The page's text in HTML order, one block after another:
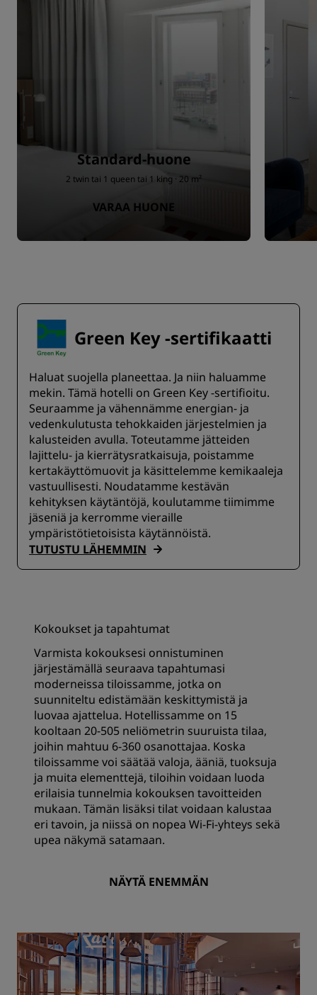
Standard-huone
2 twin tai 1 queen tai 1 king · 20 m²
VARAA HUONE
Green Key -sertifikaatti
Haluat suojella planeettaa. Ja niin haluamme
mekin. Tämä hotelli on Green Key -sertifioitu.
Seuraamme ja vähennämme energian- ja
vedenkulutusta tehokkaiden järjestelmien ja
kalusteiden avulla. Toteutamme jätteiden
lajittelu- ja kierrätysratkaisuja, poistamme
kertakäyttömuovit ja käsittelemme kemikaaleja
vastuullisesti. Noudatamme kestävän
kehityksen käytäntöjä, koulutamme tiimimme
jäseniä ja kerromme vieraille
ympäristötietoisista käytännöistä.
TUTUSTU LÄHEMMIN
Kokoukset ja tapahtumat
Varmista kokouksesi onnistuminen
järjestämällä seuraava tapahtumasi
moderneissa tiloissamme, jotka on
suunniteltu edistämään keskittymistä ja
luovaa ajattelua. Hotellissamme on 15
kooltaan 20-505 neliömetrin suuruista tilaa,
joihin mahtuu 6-360 osanottajaa. Koska
tiloissamme voi säätää valoja, ääniä, tuoksuja
ja muita elementtejä, tiloihin voidaan luoda
erilaisia tunnelmia kokouksen tavoitteiden
mukaan. Tämän lisäksi tilat voidaan kalustaa
eri tavoin, ja niissä on nopea Wi-Fi-yhteys sekä
upea näkymä satamaan.
NÄYTÄ ENEMMÄN